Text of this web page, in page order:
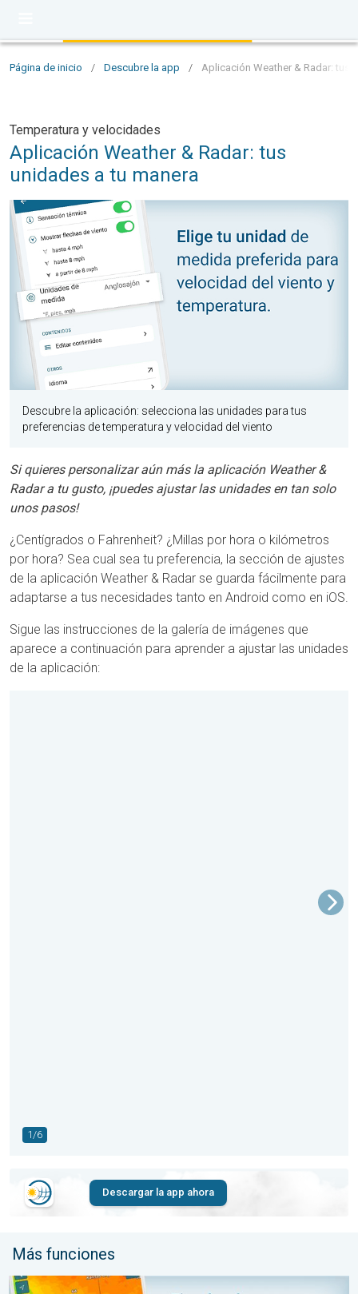
Página de inicio / Descubre la app / Aplicación Weather & Radar: tus
Temperatura y velocidades
Aplicación Weather & Radar: tus
unidades a tu manera
Descubre la aplicación: selecciona las unidades para tus
preferencias de temperatura y velocidad del viento
Si quieres personalizar aún más la aplicación Weather &
Radar a tu gusto, ¡puedes ajustar las unidades en tan solo
unos pasos!
¿Centígrados o Fahrenheit? ¿Millas por hora o kilómetros
por hora? Sea cual sea tu preferencia, la sección de ajustes
de la aplicación Weather & Radar se guarda fácilmente para
adaptarse a tus necesidades tanto en Android como en iOS.
Sigue las instrucciones de la galería de imágenes que
aparece a continuación para aprender a ajustar las unidades
de la aplicación:
1/6
Descargar la app ahora
Más funciones
Planifica tu día con el Radar de Temperatura. ¿Cálido o frío?. .